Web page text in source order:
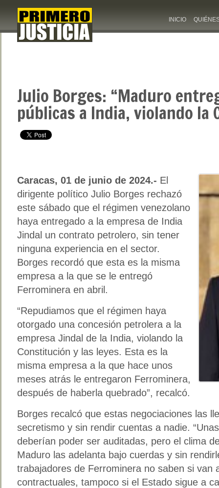
INICIO
Julio Borges: “Maduro
públicas a India, violando la
Caracas, 01 de junio de 2024.- El
dirigente político Julio Borges rechazó
este sábado que el régimen venezolano
haya entregado a la empresa de India
Jindal un contrato petrolero, sin tener
ninguna experiencia en el sector.
Borges recordó que esta es la misma
empresa a la que se le entregó
Ferrominera en abril.
“Repudiamos que el régimen haya
otorgado una concesión petrolera a la
empresa Jindal de la India, violando la
Constitución y las leyes. Esta es la
misma empresa a la que hace unos
meses atrás le entregaron Ferrominera,
después de haberla quebrado”, recalcó.
Borges recalcó que estas negociaciones las
secretismo y sin rendir cuentas a nadie.
deberían poder ser auditadas, pero el clima
Maduro las adelanta bajo cuerdas y sin
trabajadores de Ferrominera no saben si van
contractuales, tampoco si el Estado sigue a